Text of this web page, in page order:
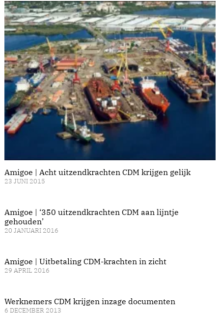
Amigoe | Acht uitzendkrachten CDM krijgen gelijk
23 JUNI 2015
Amigoe | ‘350 uitzendkrachten CDM aan lijntje
gehouden’
20 JANUARI 2016
Amigoe | Uitbetaling CDM-krachten in zicht
29 APRIL 2016
Werknemers CDM krijgen inzage documenten
6 DECEMBER 2013